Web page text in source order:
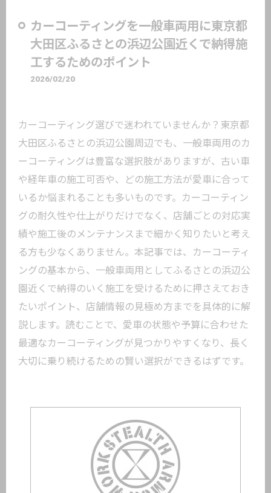
カーコーティングを一般車両用に東京都
大田区ふるさとの浜辺公園近くで納得施
工するためのポイント
2026/02/20
カーコーティング選びで迷われていませんか？東京都
大田区ふるさとの浜辺公園周辺でも、一般車両用のカ
ーコーティングは豊富な選択肢がありますが、古い車
や経年車の施工可否や、どの施工方法が愛車に合って
いるか悩まれることも多いものです。カーコーティン
グの耐久性や仕上がりだけでなく、店舗ごとの対応実
績や施工後のメンテナンスまで細かく知りたいと考え
る方も少なくありません。本記事では、カーコーティ
ングの基本から、一般車両用としてふるさとの浜辺公
園近くで納得のいく施工を受けるために押さえておき
たいポイント、店舗情報の見極め方までを具体的に解
説します。読むことで、愛車の状態や予算に合わせた
最適なカーコーティングが見つかりやすくなり、長く
大切に乗り続けるための賢い選択ができるはずです。